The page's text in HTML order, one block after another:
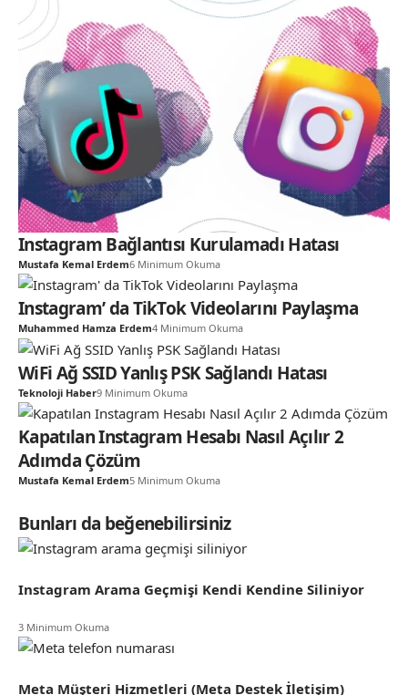
Instagram Bağlantısı Kurulamadı Hatası
Mustafa Kemal Erdem6 Minimum Okuma
Instagram’ da TikTok Videolarını Paylaşma
Muhammed Hamza Erdem4 Minimum Okuma
WiFi Ağ SSID Yanlış PSK Sağlandı Hatası
Teknoloji Haber9 Minimum Okuma
Kapatılan Instagram Hesabı Nasıl Açılır 2
Adımda Çözüm
Mustafa Kemal Erdem5 Minimum Okuma
Bunları da beğenebilirsiniz
Instagram Arama Geçmişi Kendi Kendine Siliniyor
3 Minimum Okuma
Meta Müşteri Hizmetleri (Meta Destek İletişim)